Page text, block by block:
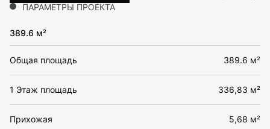
ПАРАМЕТРЫ ПРОЕКТА
389.6 м²
Общая площадь 389.6 м²
1 Этаж площадь 336,83 м²
Прихожая 5,68 м²